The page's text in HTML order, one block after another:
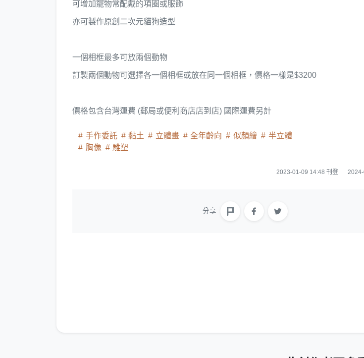
可增加寵物常配戴的項圈或服飾
亦可製作原創二次元貓狗造型
一個相框最多可放兩個動物
訂製兩個動物可選擇各一個相框或放在同一個相框，價格一樣是$3200
價格包含台灣運費 (郵局或便利商店店到店) 國際運費另計
手作委託 黏土 立體畫 全年齡向 似顏繪
半立體
胸像
雕塑
2023-01-09 14:48 刊登
分享